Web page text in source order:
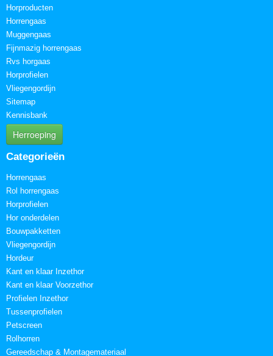
Horproducten
Horrengaas
Muggengaas
Fijnmazig horrengaas
Rvs horgaas
Horprofielen
Vliegengordijn
Sitemap
Kennisbank
Herroeping
Categorieën
Horrengaas
Rol horrengaas
Horprofielen
Hor onderdelen
Bouwpakketten
Vliegengordijn
Hordeur
Kant en klaar Inzethor
Kant en klaar Voorzethor
Profielen Inzethor
Tussenprofielen
Petscreen
Rolhorren
Gereedschap & Montagemateriaal